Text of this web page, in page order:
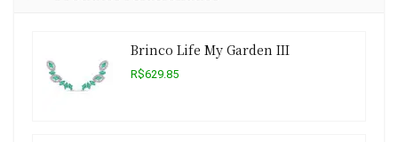
Brinco Life My Garden III
R$629.85